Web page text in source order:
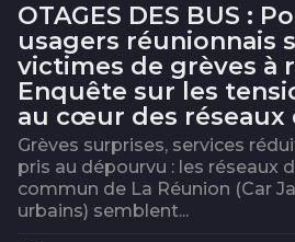
OTAGES DES BUS :
usagers réunionnais
victimes de grèves à
Enquête sur les
au cœur des réseaux
Grèves surprises, services
pris au dépourvu : les réseaux
commun de La Réunion (Car
urbains) semblent...